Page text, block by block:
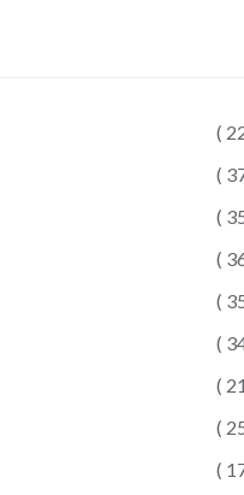
(
(
(
(
(
(
(
(
(